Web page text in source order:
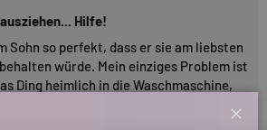
Hilfe!
Sohn so perfekt, dass er sie am liebsten
würde. Mein einziges Problem ist
Ding heimlich in die Waschmaschine,